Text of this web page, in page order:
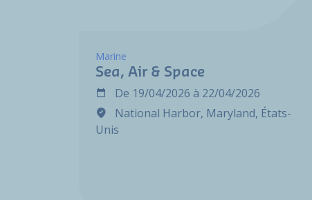
Marine
Sea, Air & Space
De 19/04/2026 à 22/04/2026
National Harbor, Maryland, États-
Unis